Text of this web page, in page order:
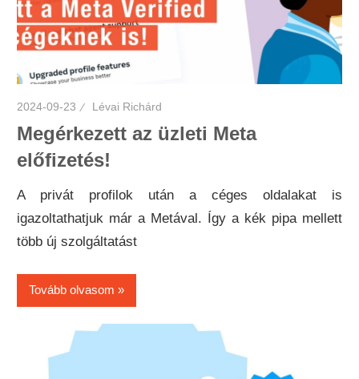
2024-09-23 Lévai Richárd
Megérkezett az üzleti Meta
előfizetés!
A privát profilok után a céges oldalakat is
igazoltathatjuk már a Metával. Így a kék pipa mellett
több új szolgáltatást
Tovább olvasom